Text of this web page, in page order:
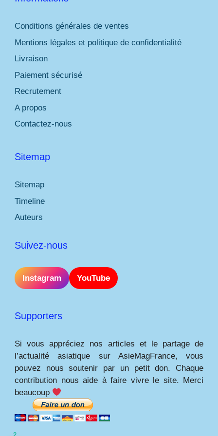
Conditions générales de ventes
Mentions légales et politique de confidentialité
Livraison
Paiement sécurisé
Recrutement
A propos
Contactez-nous
Sitemap
Sitemap
Timeline
Auteurs
Suivez-nous
Instagram YouTube
Supporters
Si vous appréciez nos articles et le partage de
l’actualité asiatique sur AsieMagFrance, vous
pouvez nous soutenir par un petit don. Chaque
contribution nous aide à faire vivre le site. Merci
beaucoup